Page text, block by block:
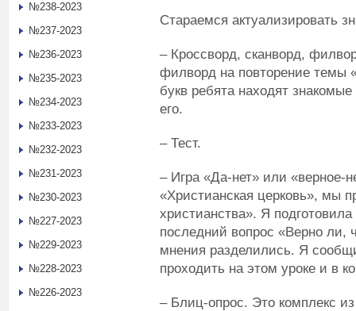
Стараемся актуализировать
– Кроссворд, сканворд,
филворд на повторение темы
букв ребята находят
его.
– Тест.
– Игра «Да-нет» или «верное-
«Христианская церковь», мы
христианства». Я
последний вопрос «Верно ли,
мнения разделились. Я
проходить на этом уроке и в
– Блиц-опрос. Это комплекс
№238-2023
№237-2023
№236-2023
№235-2023
№234-2023
№233-2023
№232-2023
№231-2023
№230-2023
№227-2023
№229-2023
№228-2023
№226-2023